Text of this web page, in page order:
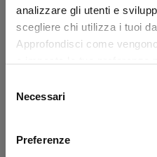
analizzare gli utenti e
scegliere chi utilizza i tuoi
Approfondisci come
momento dalla Dichiarazione
delNecessari
Preferenze
Application error: a client-side
browser console